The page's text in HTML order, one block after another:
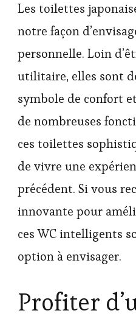
Les toilettes
notre façon
personnelle. Loin
utilitaire, elles sont
symbole de confort
de nombreuses
ces toilettes
de vivre une
précédent. Si vous
innovante pour
ces WC intelligents
option à envisager.
Profiter